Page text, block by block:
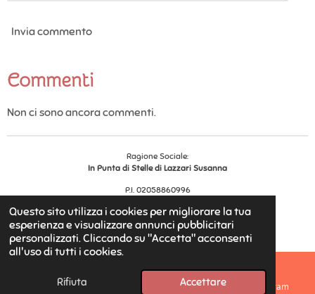
Questo sito utilizza i cookies per migliorare la tua
esperienza e visualizzare annunci pubblicitari
personalizzati. Cliccando su "Accetta" acconsenti
all'uso di tutti i cookies.
Rifiuta Accettare
Invia commento
Commenti
Non ci sono ancora commenti.
Ragione Sociale:
In Punta di Stelle di Lazzari Susanna
P.I. 02058860996
© 2025 - 2026 In Punta di Stelle
Fornito da Webador
Mappa Instagram